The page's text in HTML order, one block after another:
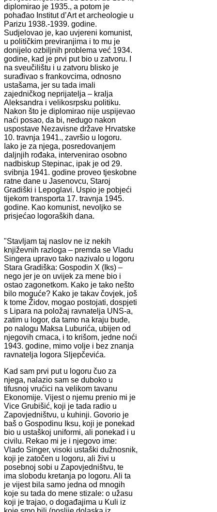
diplomirao je 1935., a potom je
pohađao Institut d’Art et archeologie u
Parizu 1938.-1939. godine.
Sudjelovao je, kao uvjereni komunist,
u političkim previranjima i to mu je
donijelo ozbiljnih problema već 1934.
godine, kad je prvi put bio u zatvoru. I
na sveučilištu i u zatvoru blisko je
surađivao s frankovcima, odnosno
ustašama, jer su tada imali
zajedničkog neprijatelja – kralja
Aleksandra i velikosrpsku politiku.
Nakon što je diplomirao nije uspijevao
naći posao, da bi, nedugo nakon
uspostave Nezavisne države Hrvatske
10. travnja 1941., završio u logoru.
Iako je za njega, posredovanjem
daljnjih rođaka, intervenirao osobno
nadbiskup Stepinac, ipak je od 29.
svibnja 1941. godine proveo tjeskobne
ratne dane u Jasenovcu, Staroj
Gradiški i Lepoglavi. Uspio je pobjeći
tijekom transporta 17. travnja 1945.
godine. Kao komunist, nevoljko se
prisjećao logoraških dana.
"Stavljam taj naslov ne iz nekih
književnih razloga – premda se Vladu
Singera upravo tako nazivalo u logoru
Stara Gradiška: Gospodin X (Iks) –
nego jer je on uvijek za mene bio i
ostao zagonetkom. Kako je tako nešto
bilo moguće? Kako je takav čovjek, još
k tome Židov, mogao postojati, dospjeti
s Lipara na položaj ravnatelja UNS-a,
zatim u logor, da tamo na kraju bude,
po nalogu Maksa Luburića, ubijen od
njegovih crnaca, i to krišom, jedne noći
1943. godine, mimo volje i bez znanja
ravnatelja logora Sljepčevića.
Kad sam prvi put u logoru čuo za
njega, nalazio sam se duboko u
tifusnoj vrućici na velikom tavanu
Ekonomije. Vijest o njemu prenio mi je
Vice Grubišić, koji je tada radio u
Zapovjedništvu, u kuhinji. Govorio je
baš o Gospodinu Iksu, koji je ponekad
bio u ustaškoj uniformi, ali ponekad i u
civilu. Rekao mi je i njegovo ime:
Vlado Singer, visoki ustaški dužnosnik,
koji je zatočen u logoru, ali živi u
posebnoj sobi u Zapovjedništvu, te
ima slobodu kretanja po logoru. Ali ta
je vijest bila samo jedna od mnogih
koje su tada do mene stizale: o užasu
koji je trajao, o događajima u Kuli iz